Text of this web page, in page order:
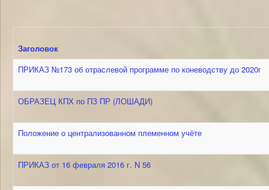
Заголовок
ПРИКАЗ №173 об отраслевой программе по коневодству до 2020г
ОБРАЗЕЦ КПХ по ПЗ ПР (ЛОШАДИ)
Положение о централизованном племенном учёте
ПРИКАЗ от 16 февраля 2016 г. N 56